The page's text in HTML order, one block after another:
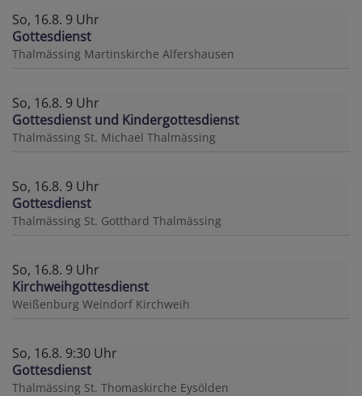
So, 16.8. 9 Uhr
Gottesdienst
Thalmässing Martinskirche Alfershausen
So, 16.8. 9 Uhr
Gottesdienst und Kindergottesdienst
Thalmässing St. Michael Thalmässing
So, 16.8. 9 Uhr
Gottesdienst
Thalmässing St. Gotthard Thalmässing
So, 16.8. 9 Uhr
Kirchweihgottesdienst
Weißenburg Weindorf Kirchweih
So, 16.8. 9:30 Uhr
Gottesdienst
Thalmässing St. Thomaskirche Eysölden